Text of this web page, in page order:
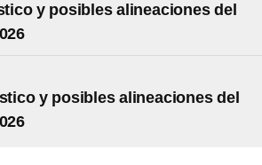
y posibles alineaciones del
y posibles alineaciones del